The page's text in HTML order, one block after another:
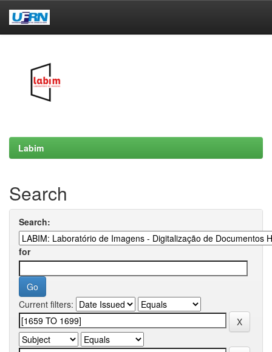
Labim
Search
Search:
for
Current filters: